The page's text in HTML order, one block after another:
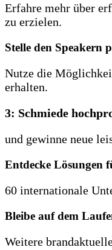
Erfahre mehr über
zu erzielen.
Stelle den Speakern
Nutze die
erhalten.
3: Schmiede
und gewinne neue
Entdecke Lösungen
60 internationale
Bleibe auf dem
Weitere